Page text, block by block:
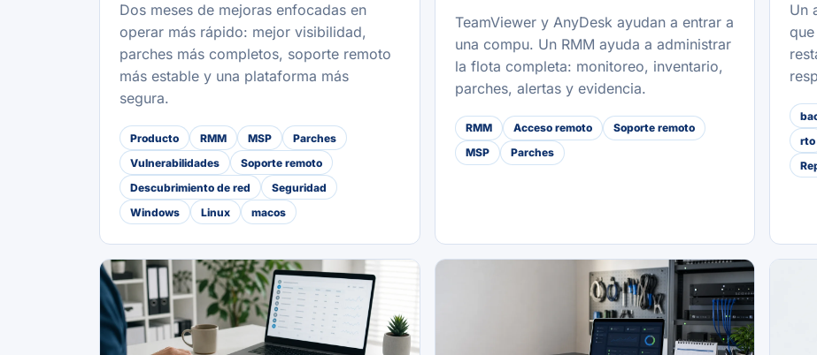
Dos meses de mejoras enfocadas en
operar más rápido: mejor visibilidad,
parches más completos, soporte remoto
más estable y una plataforma más
segura.
Producto RMM MSP
Parches
Vulnerabilidades
Soporte remoto
Descubrimiento de red
Seguridad
Windows
Linux macos
TeamViewer y AnyDesk ayudan a entrar a
una compu. Un RMM ayuda a administrar
la flota completa: monitoreo, inventario,
parches, alertas y evidencia.
RMM Acceso remoto
Soporte remoto
MSP
Parches
Un
rto